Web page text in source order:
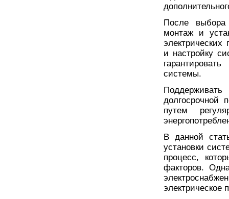
После выбора
монтаж и
электрических
и настройку
системы.
долгосрочной
путем
В данной
установки
процесс,
факторов.
электрическое